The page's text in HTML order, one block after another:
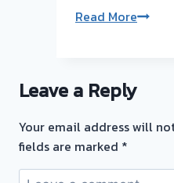
Read Moreรับ
ทอง
พระทอ
ทอง
Leave a Reply
Your email address will
fields are marked *